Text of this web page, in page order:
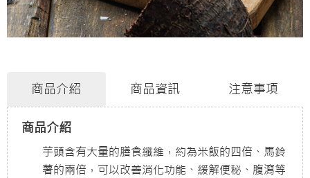
商品介紹 商品資訊 注意事項
商品介紹
芋頭含有大量的膳食纖維，約為米飯的四倍、馬鈴
薯的兩倍，可以改善消化功能、緩解便秘、腹瀉等